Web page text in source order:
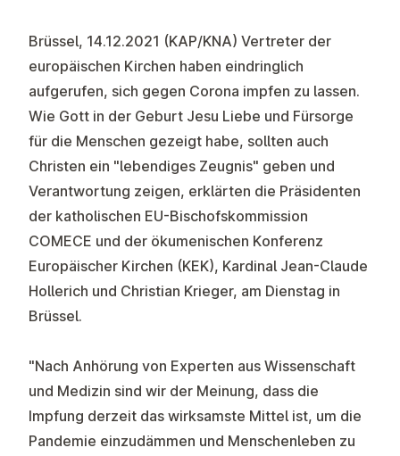
Brüssel, 14.12.2021 (KAP/KNA) Vertreter der
europäischen Kirchen haben eindringlich
aufgerufen, sich gegen Corona impfen zu lassen.
Wie Gott in der Geburt Jesu Liebe und Fürsorge
für die Menschen gezeigt habe, sollten auch
Christen ein "lebendiges Zeugnis" geben und
Verantwortung zeigen, erklärten die Präsidenten
der katholischen EU-Bischofskommission
COMECE und der ökumenischen Konferenz
Europäischer Kirchen (KEK), Kardinal Jean-Claude
Hollerich und Christian Krieger, am Dienstag in
Brüssel.
"Nach Anhörung von Experten aus Wissenschaft
und Medizin sind wir der Meinung, dass die
Impfung derzeit das wirksamste Mittel ist, um die
Pandemie einzudämmen und Menschenleben zu